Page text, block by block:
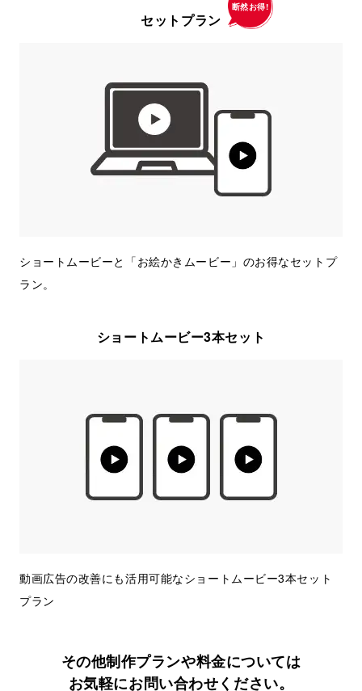
セットプラン
断然お得!
ショートムービーと「お絵かきムービー」のお得なセットプ
ラン。
ショートムービー3本セット
動画広告の改善にも活用可能なショートムービー3本セット
プラン
その他制作プランや料金については
お気軽にお問い合わせください。